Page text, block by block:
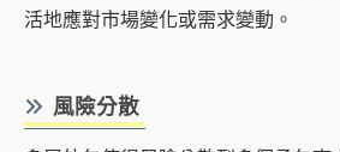
活地應對市場變化或需求變動。
風險分散